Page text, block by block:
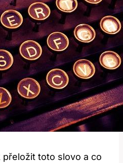
přeložit toto slovo a co